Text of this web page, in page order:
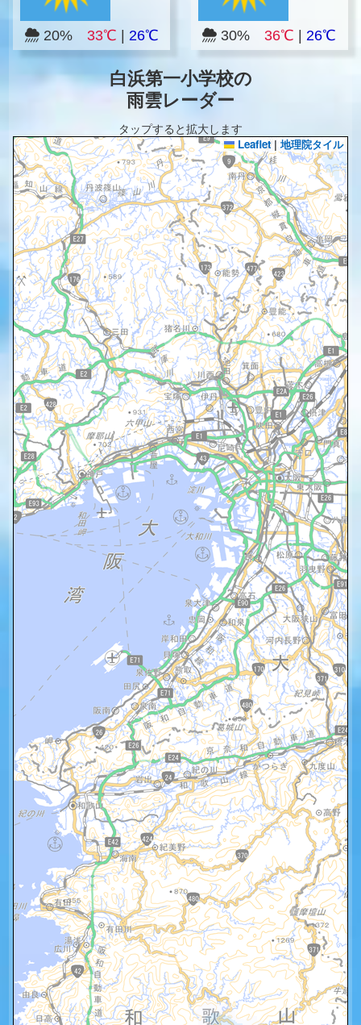
20% 33℃ 26℃ 30%36℃ |26℃
白浜第一小学校の
雨雲レーダー
タップすると拡大します
Leaflet | 地理院タイル